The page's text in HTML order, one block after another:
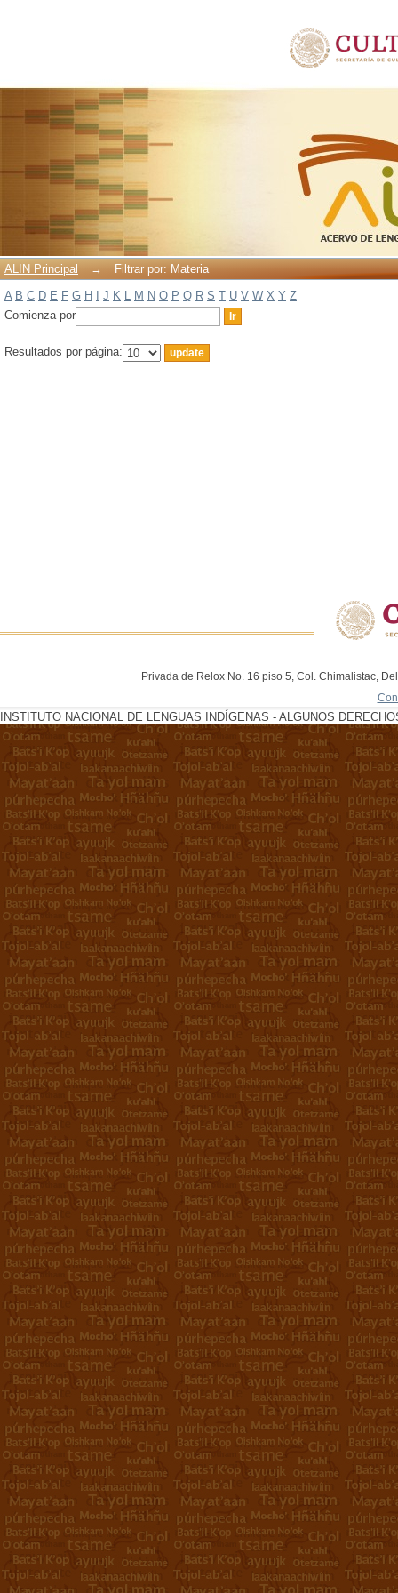
ALIN Principal →
Filtrar por: Materia
A B C D E F G H J K L M N O P Q R S T U V W X Y Z
Comienza por
Resultados por página:
Privada de Relox No. 16 piso 5, Col. Chimalistac,
INSTITUTO NACIONAL DE LENGUAS INDÍGENAS - ALGUNOS